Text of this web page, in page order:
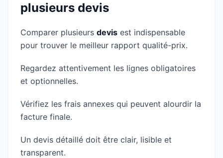
plusieurs devis
Comparer plusieurs devis est indispensable
pour trouver le meilleur rapport qualité-prix.
Regardez attentivement les lignes obligatoires
et optionnelles.
Vérifiez les frais annexes qui peuvent alourdir la
facture finale.
Un devis détaillé doit être clair, lisible et
transparent.